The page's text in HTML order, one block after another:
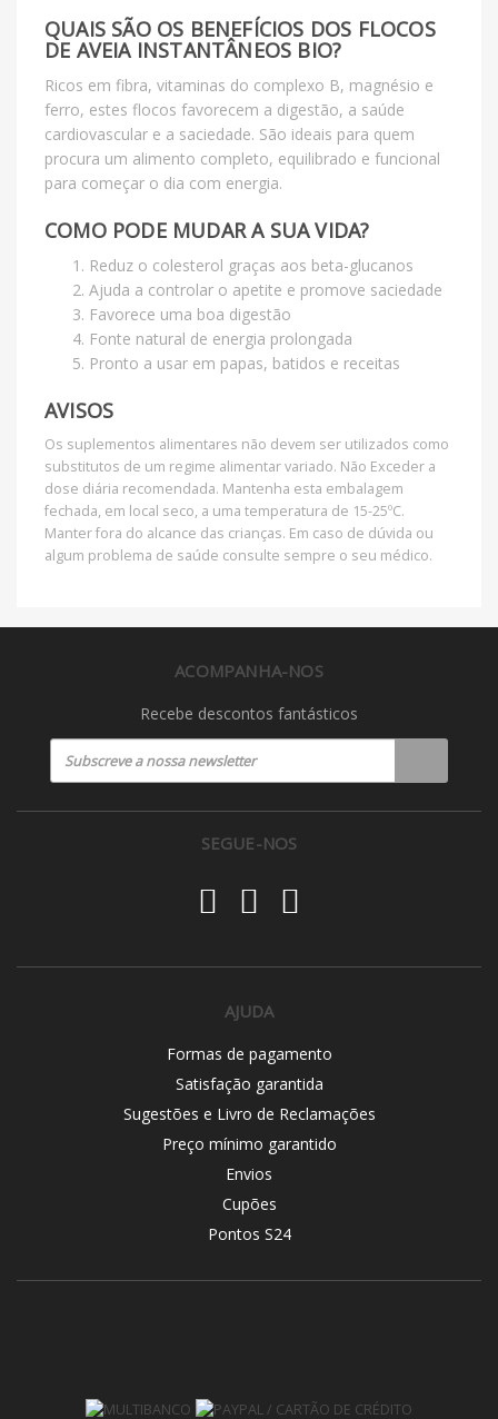
QUAIS SÃO OS BENEFÍCIOS DOS FLOCOS
DE AVEIA INSTANTÂNEOS BIO?
Ricos em fibra, vitaminas do complexo B, magnésio e
ferro, estes flocos favorecem a digestão, a saúde
cardiovascular e a saciedade. São ideais para quem
procura um alimento completo, equilibrado e funcional
para começar o dia com energia.
COMO PODE MUDAR A SUA VIDA?
Reduz o colesterol graças aos beta-glucanos
Ajuda a controlar o apetite e promove saciedade
Favorece uma boa digestão
Fonte natural de energia prolongada
Pronto a usar em papas, batidos e receitas
AVISOS
Os suplementos alimentares não devem ser utilizados como
substitutos de um regime alimentar variado. Não Exceder a
dose diária recomendada. Mantenha esta embalagem
fechada, em local seco, a uma temperatura de 15-25ºC.
Manter fora do alcance das crianças. Em caso de dúvida ou
algum problema de saúde consulte sempre o seu médico.
ACOMPANHA-NOS
Recebe descontos fantásticos
SEGUE-NOS
AJUDA
Formas de pagamento
Satisfação garantida
Sugestões e Livro de Reclamações
Preço mínimo garantido
Envios
Cupões
Pontos S24